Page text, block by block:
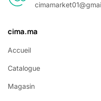
cima.ma
Accueil
Catalogue
Magasin